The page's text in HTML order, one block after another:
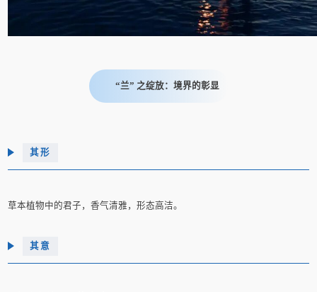
“兰” 之绽放：境界的彰显
其形
草本植物中的君子，香气清雅，形态高洁。
其意